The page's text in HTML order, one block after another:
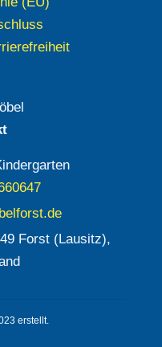
Forst (Lausitz),
erstellt.